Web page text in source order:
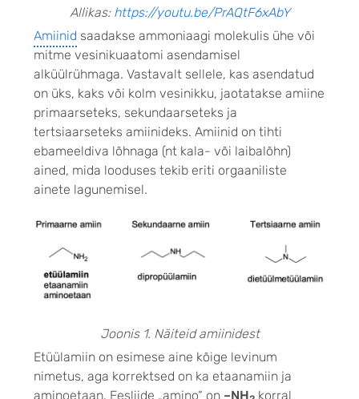
Allikas: https://youtu.be/PrAQtF6xAbY
Amiinid saadakse ammoniaagi molekulis ühe või
mitme vesinikuaatomi asendamisel
alküülrühmaga. Vastavalt sellele, kas asendatud
on üks, kaks või kolm vesinikku, jaotatakse amiine
primaarseteks, sekundaarseteks ja
tertsiaarseteks amiinideks. Amiinid on tihti
ebameeldiva lõhnaga (nt kala- või laibalõhn)
ained, mida looduses tekib eriti orgaaniliste
ainete lagunemisel.
Joonis 1. Näiteid amiinidest
Etüülamiin on esimese aine kõige levinum
nimetus, aga korrektsed on ka etaanamiin ja
aminoetaan. Eesliide „amino“ on –NH
korral